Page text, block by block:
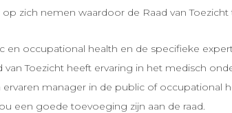
zich nemen waardoor de Raad van
occupational health en de specifieke
Toezicht heeft ervaring in het medisch
manager in de public of occupational
een goede toevoeging zijn aan de raad.